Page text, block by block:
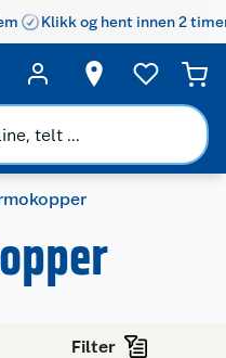
Klikk og hent innen 2
Filter